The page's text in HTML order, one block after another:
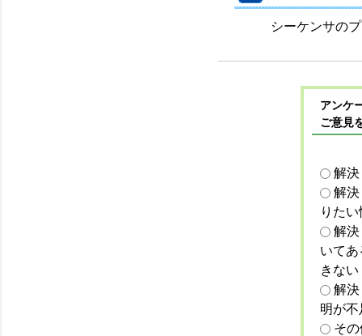
シーケンサの
アンケ
ご意見
解
解
りた
解
いて
きない
解
明が
そ